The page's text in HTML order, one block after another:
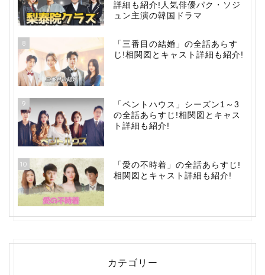
詳細も紹介!人気俳優パク・ソジ
ュン主演の韓国ドラマ
8
「三番目の結婚」の全話あらす
じ!相関図とキャスト詳細も紹介!
9
「ペントハウス」シーズン1～3
の全話あらすじ!相関図とキャス
ト詳細も紹介!
10
「愛の不時着」の全話あらすじ!
相関図とキャスト詳細も紹介!
カテゴリー